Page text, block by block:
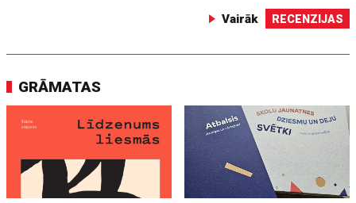
Vairāk RECENZIJAS
GRĀMATAS